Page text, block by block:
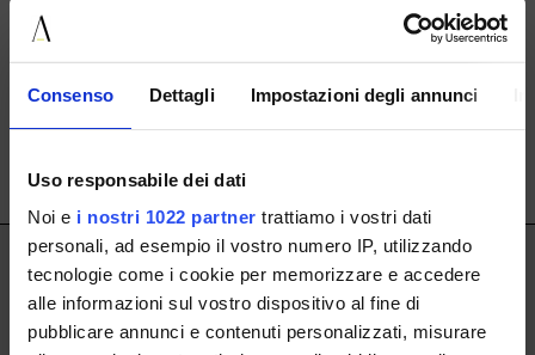
Consenso Dettagli Impostazioni degli annunci
Uso responsabile dei dati
Noi e i nostri 1022 partner trattiamo i vostri dati
personali, ad esempio il vostro numero IP, utilizzando
tecnologie come i cookie per memorizzare e accedere
alle informazioni sul vostro dispositivo al fine di
pubblicare annunci e contenuti personalizzati, misurare
KONTAKTINFORMATIONEN
Via Cassala 20 25126 Brescia
+393291008001
IL LACCIO
IL LACCIO